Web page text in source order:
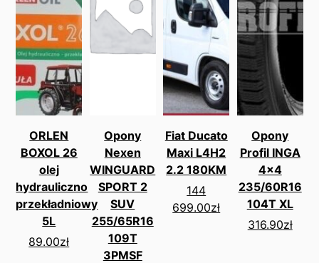
ORLEN
BOXOL 26
olej
hydrauliczno
przekładniowy
5L
89.00zł
Opony
Nexen
WINGUARD
SPORT 2
SUV
255/65R16
109T
3PMSF
Fiat Ducato
Maxi L4H2
2.2 180KM
144
699.00zł
Opony
Profil INGA
4x4
235/60R16
104T XL
316.90zł